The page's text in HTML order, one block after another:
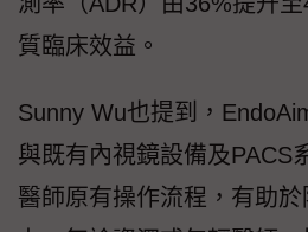
質臨床效益。
Sunny Wu也提到，
與既有內視鏡設備及PACS
醫師原有操作流程，有助